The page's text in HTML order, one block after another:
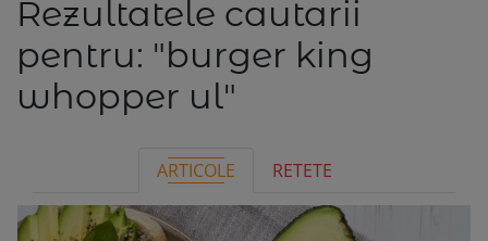
Rezultatele cautarii
pentru: "burger king
whopper ul"
ARTICOLE RETETE